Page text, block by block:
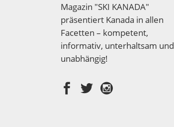
Magazin "SKI KANADA"
präsentiert Kanada in allen
Facetten – kompetent,
informativ, unterhaltsam und
unabhängig!